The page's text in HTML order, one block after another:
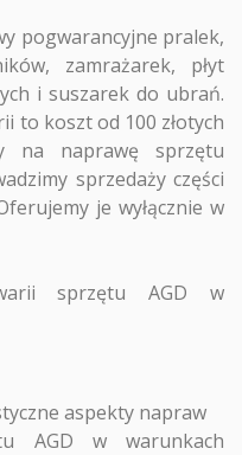
pogwarancyjne pralek,
zamrażarek, płyt
i suszarek do ubrań.
to koszt od 100 złotych
na naprawę sprzętu
sprzedaży części
je wyłącznie w
sprzętu AGD w
aspekty napraw
AGD w warunkach